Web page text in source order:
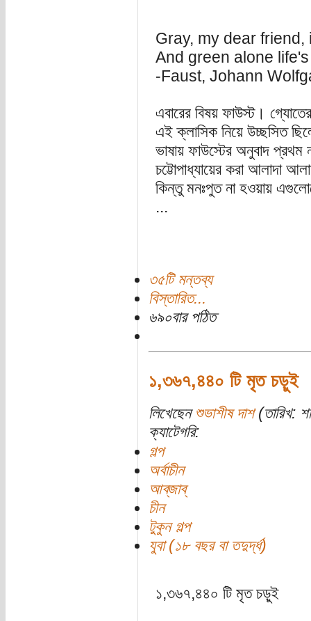
Gray, my dear friend,
And green alone
-Faust, Johann
এবারের বিষয় ফাউস্ট।
এই ক্লাসিক নিয়ে উচ্ছসিত
ভাষায় ফাউস্টের অনুবাদ প্রথম
চট্টোপাধ্যায়ের করা আলাদা
কিন্তু মনঃপুত না হওয়ায়
...
৩৫টি মন্তব্য
বিস্তারিত...
৬৯০বার পঠিত
১,৩৬৭,৪৪০ টি মৃত চড়ুই
লিখেছেন শুভাশীষ দাশ(তারিখ:
ক্যাটেগরি:
গল্প
অর্বাচীন
আব্‌জাব্‌
চীন
টুকুন গল্প
যুবা (১৮ বছর বা তদুর্দ্ধ)
১,৩৬৭,৪৪০ টি মৃত চড়ুই